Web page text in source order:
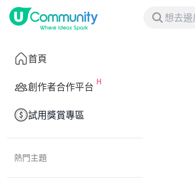
首頁
創作者合作平台
試用獎賞專區
熱門主題